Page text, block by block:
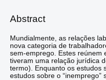
Abstract
Mundialmente, as relações
nova categoria de
sem-emprego. Estes reúnem
tiveram uma relação jurídica
termo). Enquanto os estudos
estudos sobre o “inemprego”